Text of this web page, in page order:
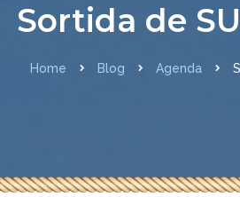
Sortida de
Home Blog Agenda